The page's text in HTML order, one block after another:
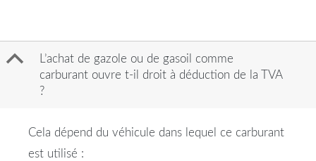
B
L’achat de gazole ou de gasoil comme
carburant ouvre t-il droit à déduction de la TVA
?
Cela dépend du véhicule dans lequel ce carburant
est utilisé :